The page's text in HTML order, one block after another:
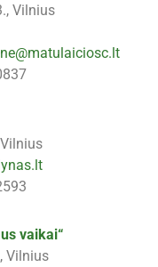
Vilnius
vaikai“
Vilnius